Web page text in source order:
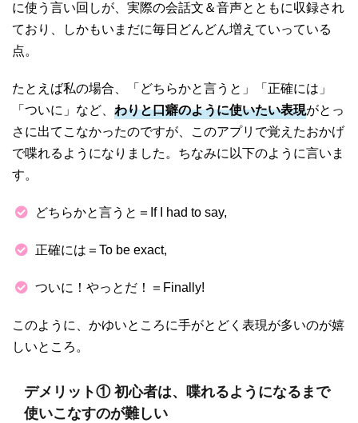
に使う言い回しが、実際の会話文＆音声とともに収録され
ており、しかもいまだに毎日どんどん増えていっている
点。
たとえば私の場合、「どちらかと言うと」「正確には」
「ついに」など、 わりと口癖のように使いたい表現がとっ
さに出てこなかったのですが、このアプリで覚えたおかげ
で喋れるようになりました。ちなみに以下のように言いま
す。
どちらかと言うと＝If I had to say,
正確には＝To be exact,
ついに！やっとだ！＝Finally!
このように、かゆいところに手がとどく表現が多いのが嬉
しいところ。
デメリット① 初心者は、喋れるようになるまで
使いこなすのが難しい